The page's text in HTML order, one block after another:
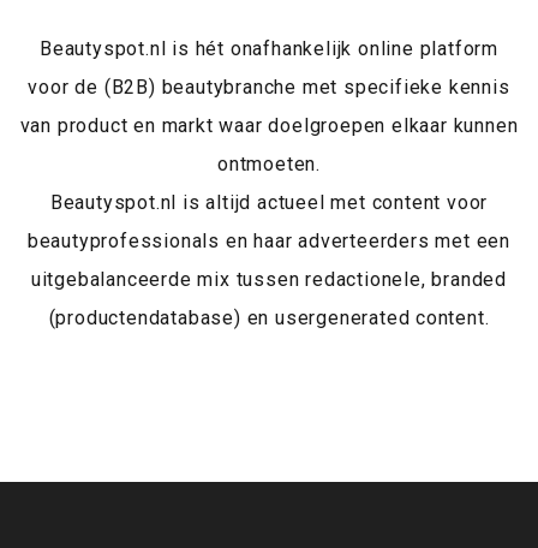
Beautyspot.nl is hét onafhankelijk online platform
voor de (B2B) beautybranche met specifieke kennis
van product en markt waar doelgroepen elkaar kunnen
ontmoeten.
Beautyspot.nl is altijd actueel met content voor
beautyprofessionals en haar adverteerders met een
uitgebalanceerde mix tussen redactionele, branded
(productendatabase) en usergenerated content.